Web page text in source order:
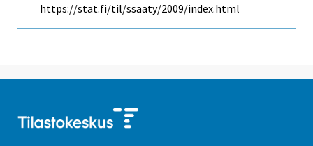
https://stat.fi/til/ssaaty/2009/index.html